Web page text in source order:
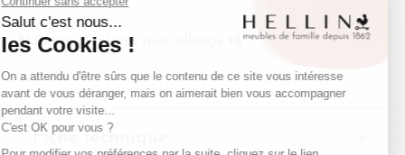
Nombre de places avec allonge
Fiche technique